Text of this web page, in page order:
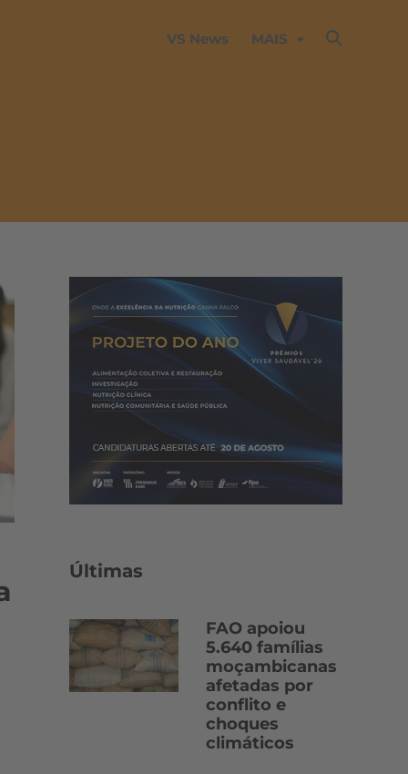
VS News MAIS
Últimas
FAO apoiou
5.640 famílias
moçambicanas
afetadas por
conflito e
choques
climáticos